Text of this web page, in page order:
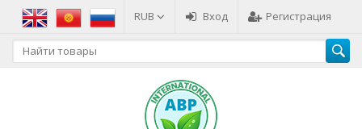
RUB Вход Регистрация